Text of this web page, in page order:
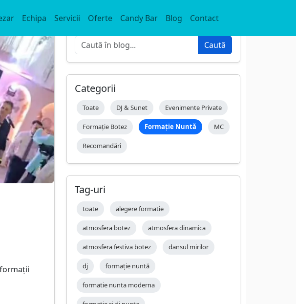
Echipa Servicii Oferte Candy Bar Blog Contact
Caută
Categorii
Toate DJ & Sunet Evenimente Private
Formație Botez Formație Nuntă MC
Recomandări
Tag-uri
toate alegere formatie
atmosfera botez atmosfera dinamica
atmosfera festiva botez dansul mirilor
dj formație nuntă
formatie nunta moderna